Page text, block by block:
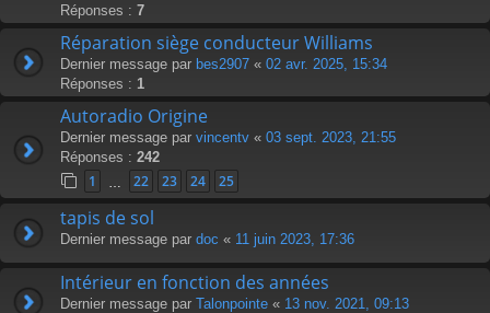
Réponses : 7
Réparation siège conducteur Williams
Dernier message par bes2907 « 02 avr. 2025, 15:34
Réponses : 1
Autoradio Origine
Dernier message par vincentv « 03 sept. 2023, 21:55
Réponses : 242
1 22 23 24 25
tapis de sol
Dernier message par doc « 11 juin 2023, 17:36
Intérieur en fonction des années
Dernier message par Talonpointe « 13 nov. 2021, 09:13